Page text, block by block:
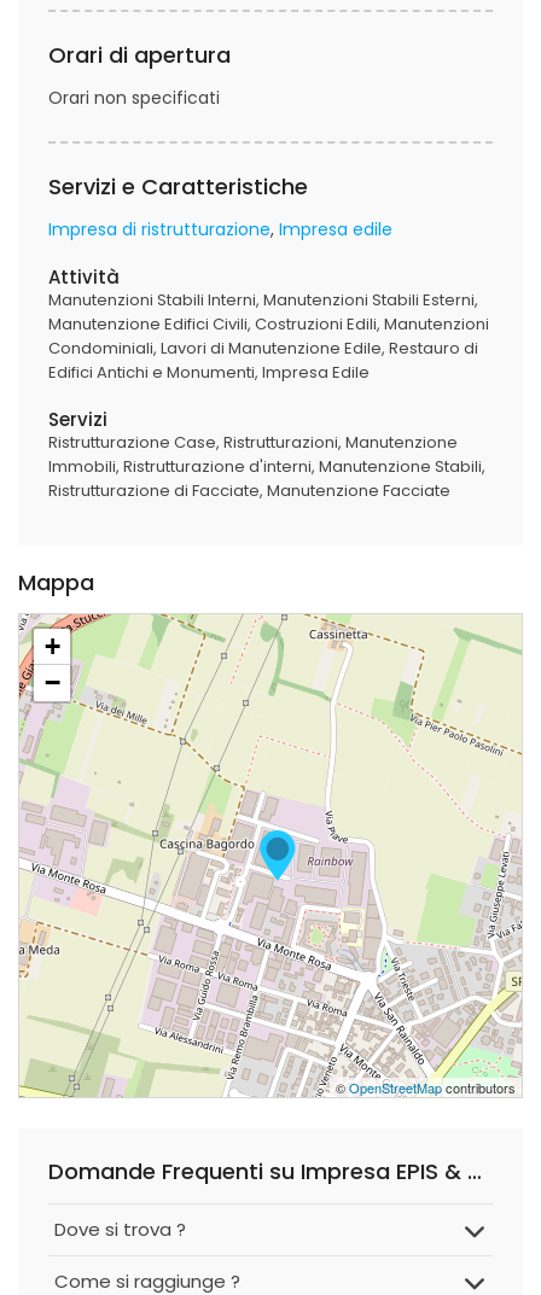
Orari di apertura
Orari non specificati
Servizi e Caratteristiche
Impresa di ristrutturazione Impresa edile
Attività
Manutenzioni Stabili Interni Manutenzioni Stabili Esterni
Manutenzione Edifici Civili Costruzioni Edili Manutenzioni
Condominiali Lavori di Manutenzione Edile Restauro di
Edifici Antichi e Monumenti Impresa Edile
Servizi
Ristrutturazione Case Ristrutturazioni Manutenzione
Immobili Ristrutturazione d'interni Manutenzione Stabili
Ristrutturazione di Facciate Manutenzione Facciate
Mappa
+
−
©OpenStreetMapcontributors
Domande Frequenti su Impresa EPIS & C. S.r.l.
Dove si trova ?
Come si raggiunge ?